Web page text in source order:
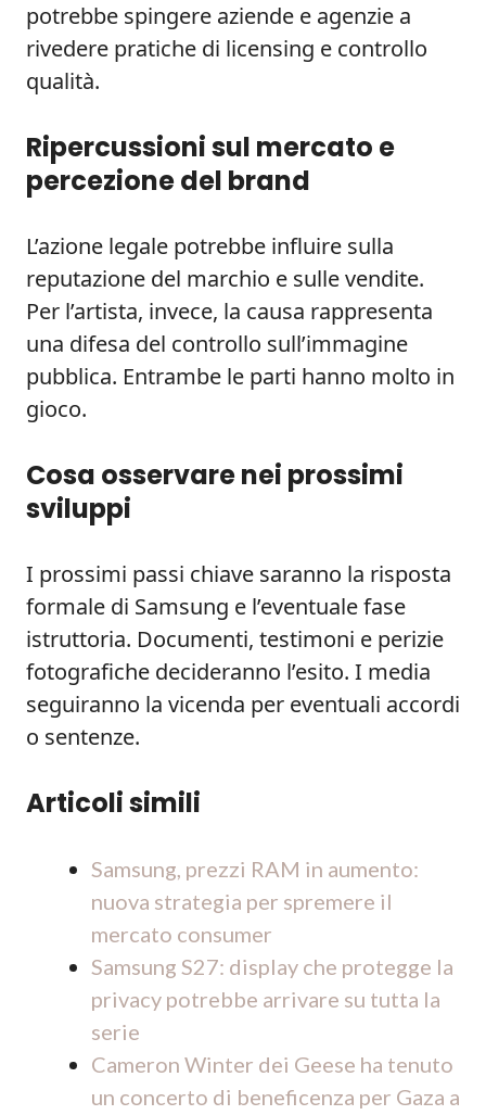
potrebbe spingere aziende e agenzie a
rivedere pratiche di licensing e controllo
qualità.
Ripercussioni sul mercato e
percezione del brand
L’azione legale potrebbe influire sulla
reputazione del marchio e sulle vendite.
Per l’artista, invece, la causa rappresenta
una difesa del controllo sull’immagine
pubblica. Entrambe le parti hanno molto in
gioco.
Cosa osservare nei prossimi
sviluppi
I prossimi passi chiave saranno la risposta
formale di Samsung e l’eventuale fase
istruttoria. Documenti, testimoni e perizie
fotografiche decideranno l’esito. I media
seguiranno la vicenda per eventuali accordi
o sentenze.
Articoli simili
Samsung, prezzi RAM in aumento:
nuova strategia per spremere il
mercato consumer
Samsung S27: display che protegge la
privacy potrebbe arrivare su tutta la
serie
Cameron Winter dei Geese ha tenuto
un concerto di beneficenza per Gaza a